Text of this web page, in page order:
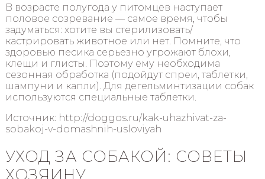
В возрасте полугода у питомцев наступает
половое созревание — самое время, чтобы
задуматься: хотите вы стерилизовать/
кастрировать животное или нет. Помните, что
здоровью песика серьезно угрожают блохи,
клещи и глисты. Поэтому ему необходима
сезонная обработка (подойдут спреи, таблетки,
шампуни и капли). Для дегельминтизации собак
используются специальные таблетки.
Источник: http://doggos.ru/kak-uhazhivat-za-
sobakoj-v-domashnih-usloviyah
УХОД ЗА СОБАКОЙ: СОВЕТЫ
ХОЗЯИНУ